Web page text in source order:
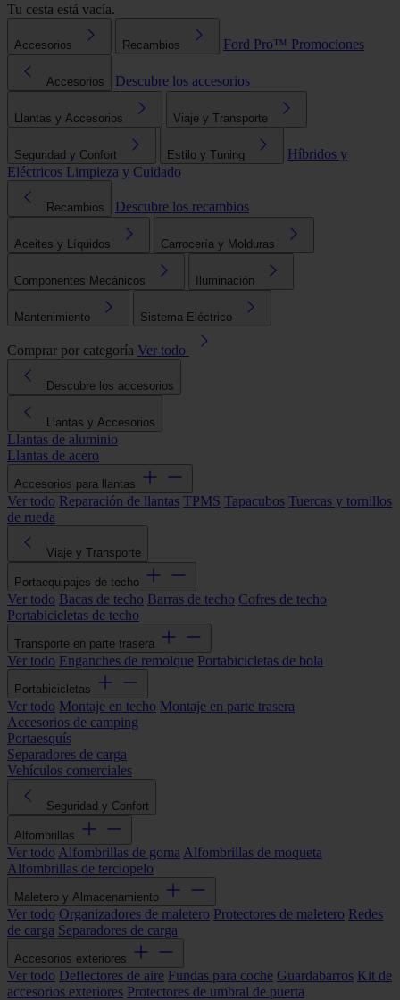
Tu cesta está vacía.
Accesorios Recambios Ford Pro™ Promociones
Accesorios Descubre los accesorios
Llantas y Accesorios Viaje y Transporte
Seguridad y Confort Estilo y Tuning
Híbridos y
Eléctricos Limpieza y Cuidado
Recambios Descubre los recambios
Aceites y Líquidos Carrocería y Molduras
Componentes Mecánicos Iluminación
Mantenimiento Sistema Eléctrico
Comprar por categoría Ver todo
Descubre los accesorios
Llantas y Accesorios
Llantas de aluminio
Llantas de acero
Accesorios para llantas
Ver todo Reparación de llantas TPMS Tapacubos Tuercas y tornillos
de rueda
Viaje y Transporte
Portaequipajes de techo
Ver todo Bacas de techo Barras de techo Cofres de techo
Portabicicletas de techo
Transporte en parte trasera
Ver todo Enganches de remolque Portabicicletas de bola
Portabicicletas
Ver todo Montaje en techo Montaje en parte trasera
Accesorios de camping
Portaesquís
Separadores de carga
Vehículos comerciales
Seguridad y Confort
Alfombrillas
Ver todo Alfombrillas de goma Alfombrillas de moqueta
Alfombrillas de terciopelo
Maletero y Almacenamiento
Ver todo Organizadores de maletero Protectores de maletero Redes
de carga Separadores de carga
Accesorios exteriores
Ver todo Deflectores de aire Fundas para coche Guardabarros Kit de
accesorios exteriores Protectores de umbral de puerta